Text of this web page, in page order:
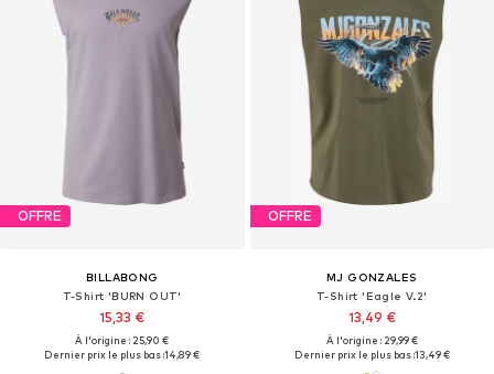
OFFRE
BILLABONG
T-Shirt 'BURN OUT'
15,33 €
À l'origine : 25,90 €
Dernier prix le plus bas :14,89 €
OFFRE
MJ GONZALES
T-Shirt 'Eagle V.2'
13,49 €
À l'origine : 29,99 €
Dernier prix le plus bas :13,49 €